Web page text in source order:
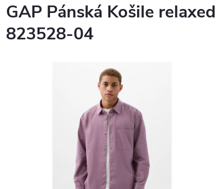
GAP Pánská Košile relaxed
823528-04